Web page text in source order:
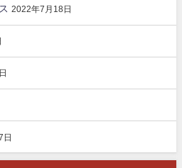
2022年7月18日
日